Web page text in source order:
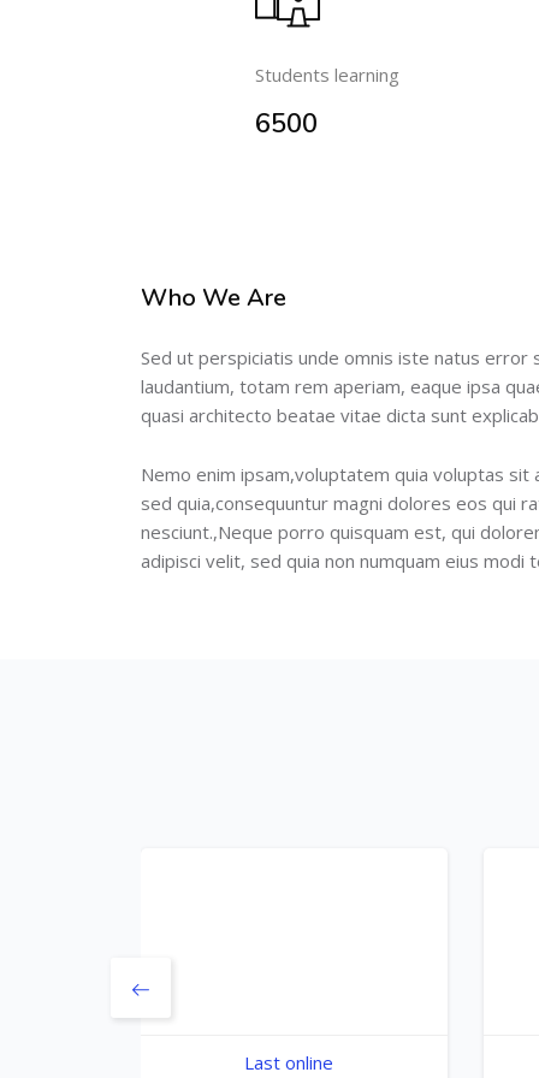
Students learning
6500
Salta [Cocoon] About (Text 2 Columns)
Who We Are
Sed ut perspiciatis unde omnis iste natus error
laudantium, totam rem aperiam, eaque ipsa
quasi architecto beatae vitae dicta sunt
Nemo enim ipsam,voluptatem quia voluptas
sed quia,consequuntur magni dolores eos qui
nesciunt.,Neque porro quisquam est, qui
adipisci velit, sed quia non numquam eius modi
Last online